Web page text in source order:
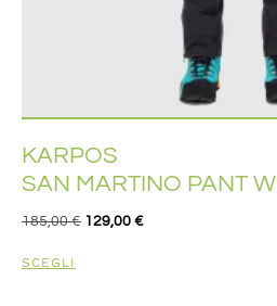
KARPOS
SAN MARTINO PANT W
185,00€ 129,00 €
SCEGLI